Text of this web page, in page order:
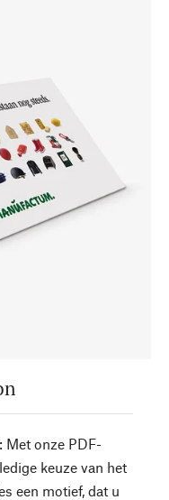
Met onze PDF-
keuze van het
een motief, dat u